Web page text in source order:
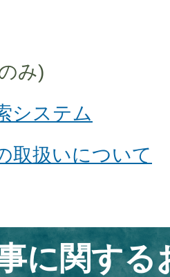
み)
システム
取扱いについて
に関する